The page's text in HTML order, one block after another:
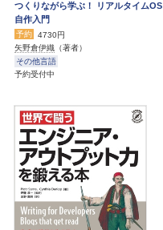
つくりながら学ぶ！ リアルタイムOS
自作入門
予約
4730円
矢野倉伊織 （著者）
その他言語
予約受付中